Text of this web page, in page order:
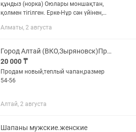
құндыз (норка) Оюлары моншақтан,
қолмен тігілген. Ерке-Нұр сән үйінен,
Алматы, 2 августа
Город Алтай (ВКО,Зыряновск)Продам чапан
20 000 ₸
Продам новый,теплый чапан,размер
54-56
Алтай, 2 августа
Шапаны мужские.женские